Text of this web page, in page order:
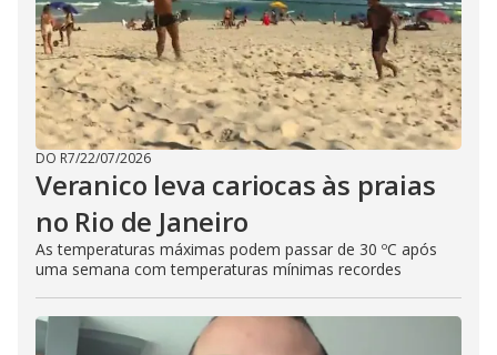
DO R7/22/07/2026
Veranico leva cariocas às praias
no Rio de Janeiro
As temperaturas máximas podem passar de 30 ºC após
uma semana com temperaturas mínimas recordes